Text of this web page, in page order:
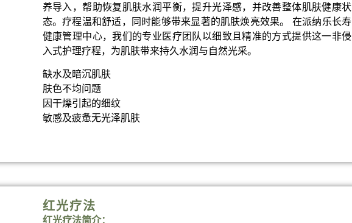
养导入，帮助恢复肌肤水润平衡，提升光泽感，并改善整体肌肤健康状
态。疗程温和舒适，同时能够带来显著的肌肤焕亮效果。 在派纳乐长寿
健康管理中心，我们的专业医疗团队以细致且精准的方式提供这一非侵
入式护理疗程，为肌肤带来持久水润与自然光采。
缺水及暗沉肌肤
肤色不均问题
因干燥引起的细纹
敏感及疲惫无光泽肌肤
红光疗法
红光疗法简介：